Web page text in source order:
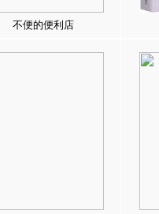
不便的便利店